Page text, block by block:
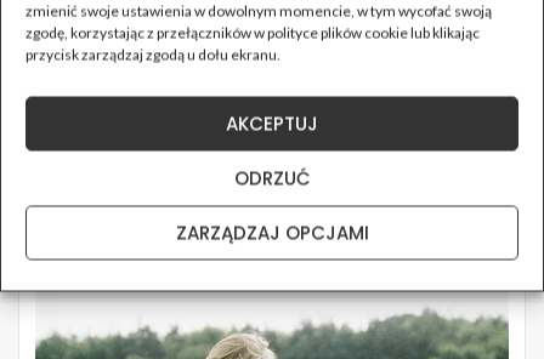
zmienić swoje ustawienia w dowolnym momencie, w tym wycofać swoją
zgodę, korzystając z przełączników w polityce plików cookie lub klikając
przycisk zarządzaj zgodą u dołu ekranu.
AKCEPTUJ
ODRZUĆ
ZARZĄDZAJ OPCJAMI